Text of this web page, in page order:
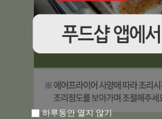
하루동안 열지 않기